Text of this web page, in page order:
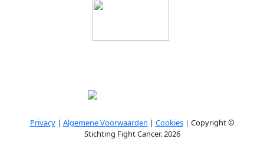
Privacy| Algemene Voorwaarden | Cookies| Copyright ©
Stichting Fight Cancer. 2026